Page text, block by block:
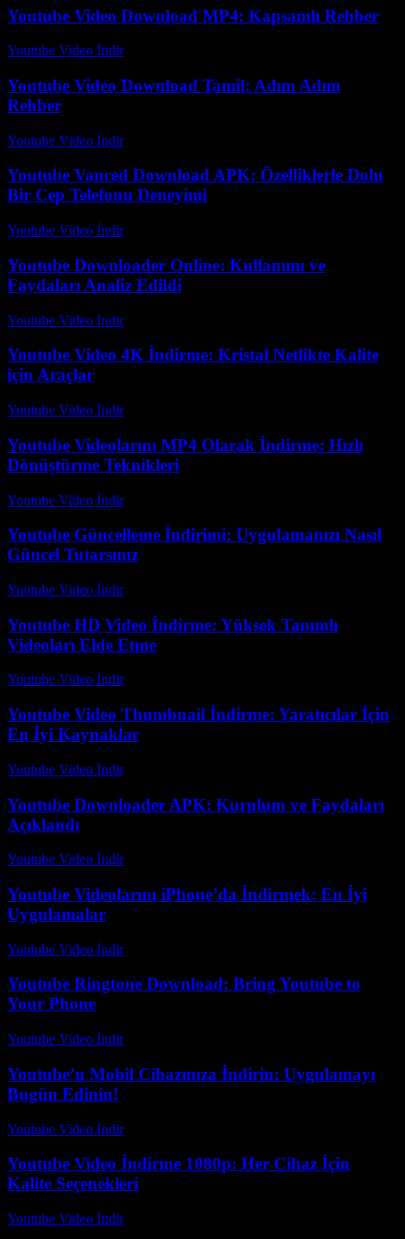
Youtube Video Download MP4: Kapsamlı Rehber
Youtube Video İndir-
Youtube Video Download Tamil: Adım Adım
Rehber
Youtube Video İndir-
Youtube Vanced Download APK: Özelliklerle Dolu
Bir Cep Telefonu Deneyimi
Youtube Video İndir-
Youtube Downloader Online: Kullanımı ve
Faydaları Analiz Edildi
Youtube Video İndir-
Youtube Video 4K İndirme: Kristal Netlikte Kalite
için Araçlar
Youtube Video İndir-
Youtube Videolarını MP4 Olarak İndirme: Hızlı
Dönüştürme Teknikleri
Youtube Video İndir-
Youtube Güncelleme İndirimi: Uygulamanızı Nasıl
Güncel Tutarsınız
Youtube Video İndir-
Youtube HD Video İndirme: Yüksek Tanımlı
Videoları Elde Etme
Youtube Video İndir-
Youtube Video Thumbnail İndirme: Yaratıcılar İçin
En İyi Kaynaklar
Youtube Video İndir-
Youtube Downloader APK: Kurulum ve Faydaları
Açıklandı
Youtube Video İndir-
Youtube Videolarını iPhone’da İndirmek: En İyi
Uygulamalar
Youtube Video İndir-
Youtube Ringtone Download: Bring Youtube to
Your Phone
Youtube Video İndir-
Youtube’u Mobil Cihazınıza İndirin: Uygulamayı
Bugün Edinin!
Youtube Video İndir-
Youtube Video İndirme 1080p: Her Cihaz İçin
Kalite Seçenekleri
Youtube Video İndir-